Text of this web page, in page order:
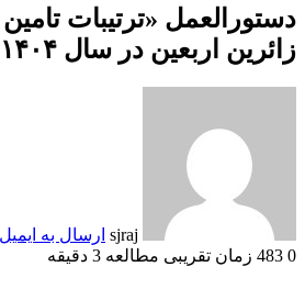
دستورالعمل «ترتیبات
زائرین اربعین در سال ۱۴۰۴» ابلاغ شد
sjraj ارسال به ایمیل
0
زمان تقریبی مطالعه 3 دقیقه